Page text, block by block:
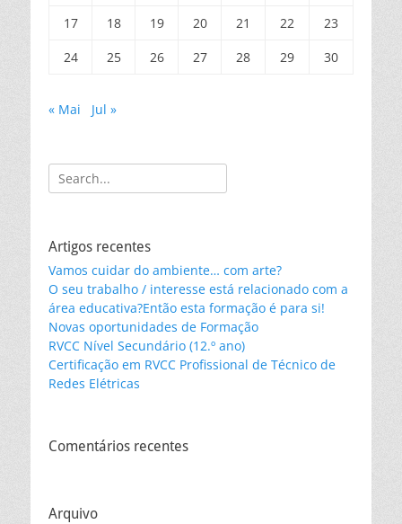
17
18 19 20 21 22
23
24
25 26 27 28 29 30
« Mai Jul »
Search
for:
Artigos recentes
Vamos cuidar do ambiente… com arte?
O seu trabalho / interesse está relacionado com a
área educativa?Então esta formação é para si!
Novas oportunidades de Formação
RVCC Nível Secundário (12.º ano)
Certificação em RVCC Profissional de Técnico de
Redes Elétricas
Comentários recentes
Arquivo